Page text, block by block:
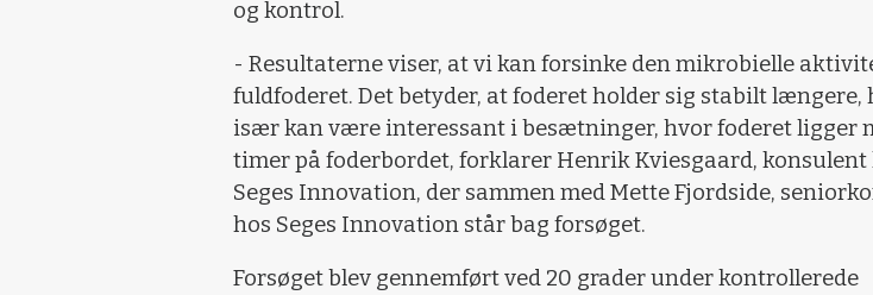
og kontrol.
- Resultaterne viser, at vi kan forsinke den mikrobielle
fuldfoderet. Det betyder, at foderet holder sig stabilt længere,
især kan være interessant i besætninger, hvor foderet ligger
timer på foderbordet, forklarer Henrik Kviesgaard, konsulent
Seges Innovation, der sammen med Mette Fjordside,
hos Seges Innovation står bag forsøget.
Forsøget blev gennemført ved 20 grader under kontrollerede